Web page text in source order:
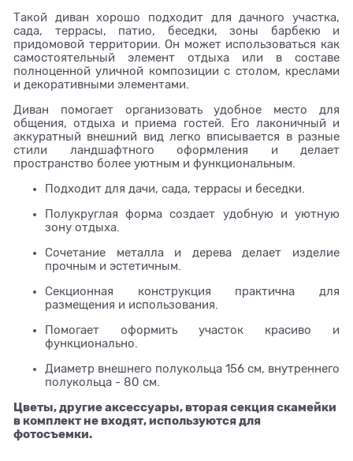
Такой диван хорошо подходит для дачного участка,
сада, террасы, патио, беседки, зоны барбекю и
придомовой территории. Он может использоваться как
самостоятельный элемент отдыха или в составе
полноценной уличной композиции с столом, креслами
и декоративными элементами.
Диван помогает организовать удобное место для
общения, отдыха и приема гостей. Его лаконичный и
аккуратный внешний вид легко вписывается в разные
стили ландшафтного оформления и делает
пространство более уютным и функциональным.
Подходит для дачи, сада, террасы и беседки.
Полукруглая форма создает удобную и уютную
зону отдыха.
Сочетание металла и дерева делает изделие
прочным и эстетичным.
Секционная конструкция практична для
размещения и использования.
Помогает оформить участок красиво и
функционально.
Диаметр внешнего полукольца 156 см, внутреннего
полукольца - 80 см.
Цветы, другие аксессуары, вторая секция скамейки
в комплект не входят, используются для
фотосъемки.